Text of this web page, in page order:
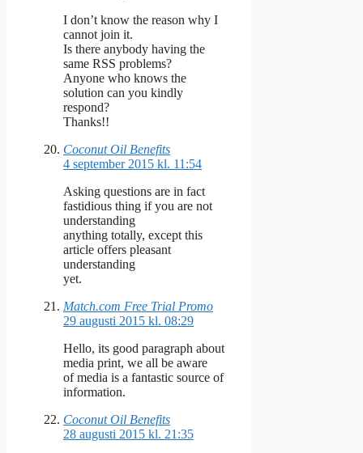
I don’t know the reason why I
cannot join it.
Is there anybody having the
same RSS problems?
Anyone who knows the
solution can you kindly
respond?
Thanks!!
Coconut Oil Benefits
4 september 2015 kl. 11:54
Asking questions are in fact
fastidious thing if you are not
understanding
anything totally, except this
article offers pleasant
understanding
yet.
Match.com Free Trial Promo
29 augusti 2015 kl. 08:29
Hello, its good paragraph about
media print, we all be aware
of media is a fantastic source of
information.
Coconut Oil Benefits
28 augusti 2015 kl. 21:35